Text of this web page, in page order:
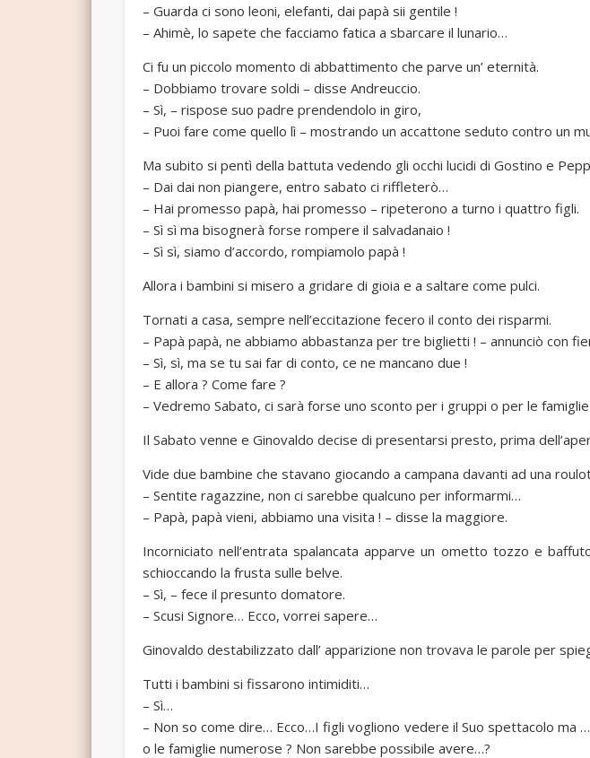
– Guarda ci sono leoni, elefanti, dai papà sii gentile !
– Ahimè, lo sapete che facciamo fatica a sbarcare il lunario…
Ci fu un piccolo momento di abbattimento che parve un’ eternità.
– Dobbiamo trovare soldi – disse Andreuccio.
– Sì, – rispose suo padre prendendolo in giro,
– Puoi fare come quello lì – mostrando un accattone seduto contro un
Ma subito si pentì della battuta vedendo gli occhi lucidi di Gostino e
– Dai dai non piangere, entro sabato ci riffleterò…
– Hai promesso papà, hai promesso – ripeterono a turno i quattro figli.
– Sì sì ma bisognerà forse rompere il salvadanaio !
– Sì sì, siamo d’accordo, rompiamolo papà !
Allora i bambini si misero a gridare di gioia e a saltare come pulci.
Tornati a casa, sempre nell’eccitazione fecero il conto dei risparmi.
– Papà papà, ne abbiamo abbastanza per tre biglietti ! – annunciò con
– Sì, sì, ma se tu sai far di conto, ce ne mancano due !
– E allora ? Come fare ?
– Vedremo Sabato, ci sarà forse uno sconto per i gruppi o per le
Il Sabato venne e Ginovaldo decise di presentarsi presto, prima
Vide due bambine che stavano giocando a campana davanti ad una
– Sentite ragazzine, non ci sarebbe qualcuno per informarmi…
– Papà, papà vieni, abbiamo una visita ! – disse la maggiore.
Incorniciato nell’entrata spalancata apparve un ometto tozzo e
schioccando la frusta sulle belve.
– Sì, – fece il presunto domatore.
– Scusi Signore… Ecco, vorrei sapere…
Ginovaldo destabilizzato dall’ apparizione non trovava le parole per
Tutti i bambini si fissarono intimiditi…
– Sì…
– Non so come dire… Ecco…I figli vogliono vedere il Suo spettacolo
o le famiglie numerose ? Non sarebbe possibile avere…?